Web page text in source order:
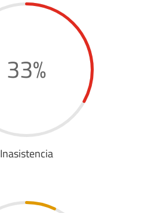
33%
Inasistencia